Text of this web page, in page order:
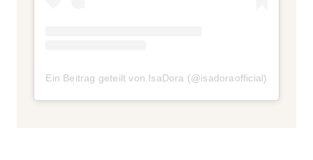
Ein Beitrag geteilt von IsaDora (@isadoraofficial)